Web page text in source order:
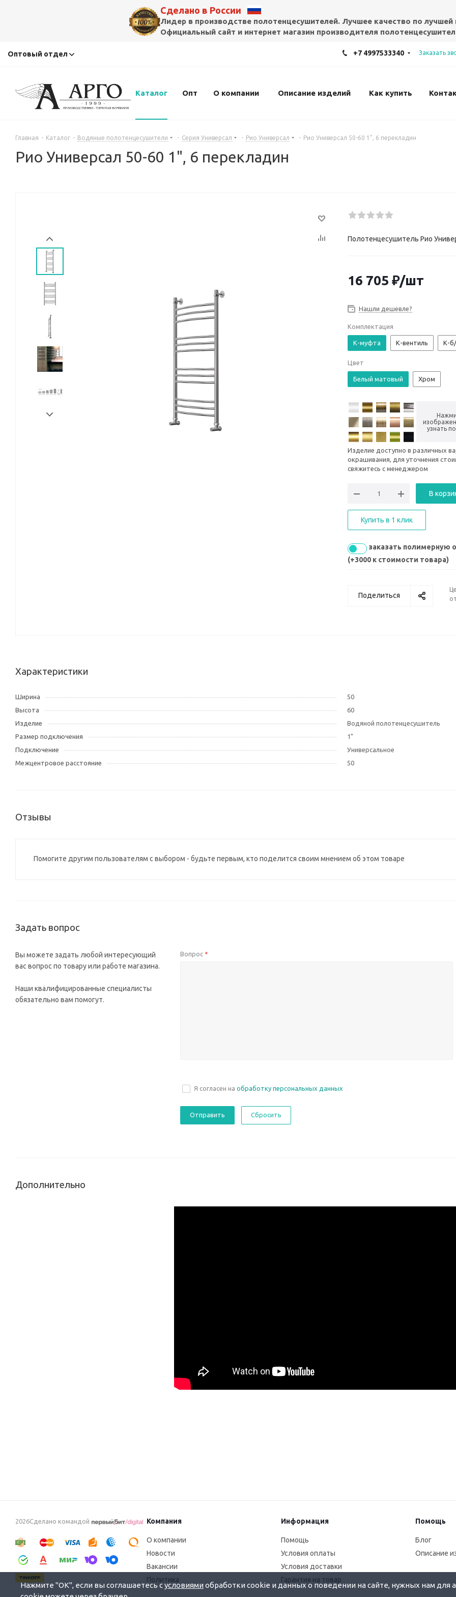
Сделано в России
Лидер в производстве полотенцесушителей. Лучшее качество по лучшей
Официальный сайт и интернет магазин производителя
Оптовый отдел +7 4997533340 Заказать
Каталог Опт О компании Описание изделий Как купить
Главная - Каталог - Водяные полотенцесушители - Серия Универсал - Рио Универсал - Рио Универсал 50-60 1", 6 перекладин
Рио Универсал 50-60 1", 6 перекладин
Полотенцесушитель Рио
16 705 ₽/шт
Нашли дешевле?
Комплектация
К-муфта К-вентиль К-
Цвет
Белый матовый Хром
узнать
Изделие доступно в различных
окрашивания, для уточнения
свяжитесь с менеджером
В
Купить в 1 клик
заказать полимерную
(+3000 к стоимости товара)
Поделиться
Характеристики
Ширина
50
Высота
60
Изделие
Водяной полотенцесушитель
Размер подключения
1"
Подключение
Универсальное
Межцентровое расстояние
50
Отзывы
Помогите другим пользователям с выбором - будьте первым, кто поделится своим мнением об этом товаре
Задать вопрос
Вы можете задать любой интересующий
вас вопрос по товару или работе магазина.
Наши квалифицированные специалисты
обязательно вам помогут.
Вопрос *
Я согласен на обработку персональных данных
Сбросить
Дополнительно
2026Сделано командой Компания
О компании
Новости
Вакансии
Политика
Информация
Помощь
Условия оплаты
Условия доставки
Гарантия на товар
Помощь
Блог
Описание
Нажмите "OK", если вы соглашаетесь сусловиямиобработки cookie и данных о поведении на сайте, нужных нам для